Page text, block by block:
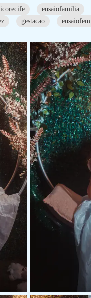
ensaiofamilia
gestacao